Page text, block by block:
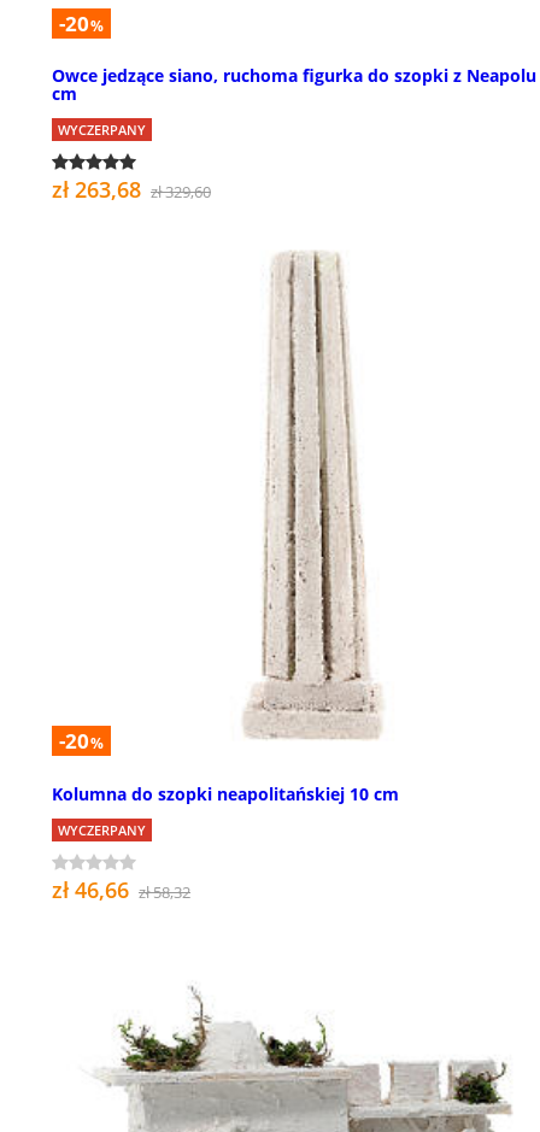
-20%
Owce jedzące siano, ruchoma figurka do szopki z Neapolu
cm
WYCZERPANY
zł 263,68 zł 329,60
-20%
Kolumna do szopki neapolitańskiej 10 cm
WYCZERPANY
zł 46,66 zł 58,32